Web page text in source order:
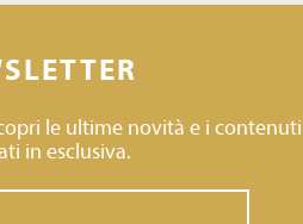
le ultime novità e i contenuti
in esclusiva.